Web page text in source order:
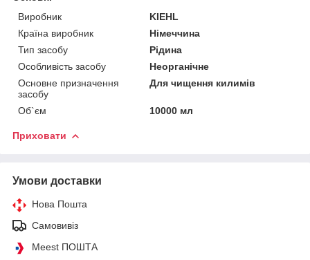
Виробник
KIEHL
Країна виробник
Німеччина
Тип засобу
Рідина
Особливість засобу
Неорганічне
Основне призначення
засобу
Для чищення килимів
Об`єм 10000 мл
Приховати
Умови доставки
Нова Пошта
Самовивіз
Meest ПОШТА